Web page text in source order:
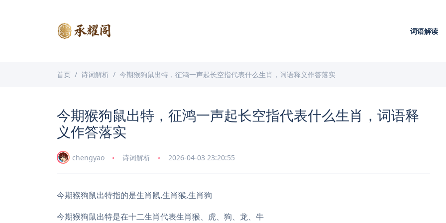
词语解读
首页 诗词解析 今期猴狗鼠出特，征鸿一声起长空指代表什么生肖，词语释义作答落实
今期猴狗鼠出特，征鸿一声起长空指代表什么生肖，词语释
义作答落实
chengyao 诗词解析 2026-04-03 23:20:55
今期猴狗鼠出特指的是生肖鼠,生肖猴,生肖狗
今期猴狗鼠出特是在十二生肖代表生肖猴、虎、狗、龙、牛